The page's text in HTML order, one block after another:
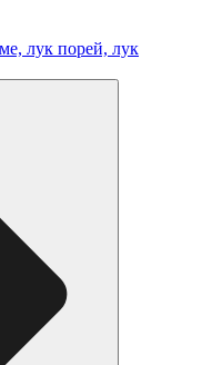
лук порей, лук